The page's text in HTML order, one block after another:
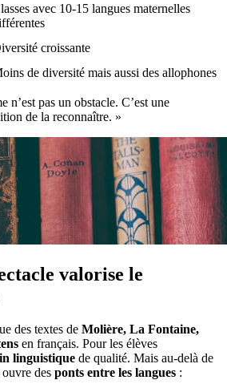
avec 10-15 langues maternelles
croissante
de diversité mais aussi des allophones
n’est pas un obstacle. C’est une
de la reconnaître. »
valorise le
des textes de Molière, La Fontaine,
en français. Pour les élèves
linguistique de qualité. Mais au-delà de
des ponts entre les langues :